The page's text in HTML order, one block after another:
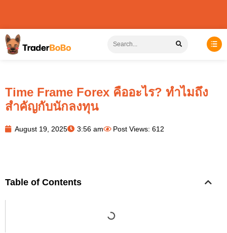
Time Frame Forex คืออะไร? ทำไมถึง
สำคัญกับนักลงทุน
August 19, 2025 3:56 am Post Views: 612
Table of Contents